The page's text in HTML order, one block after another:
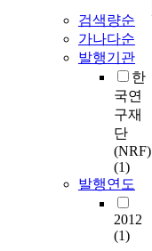
검색량순
가나다순
발행기관
한
국연
구재
단
(NRF)
(1)
발행연도
2012
(1)